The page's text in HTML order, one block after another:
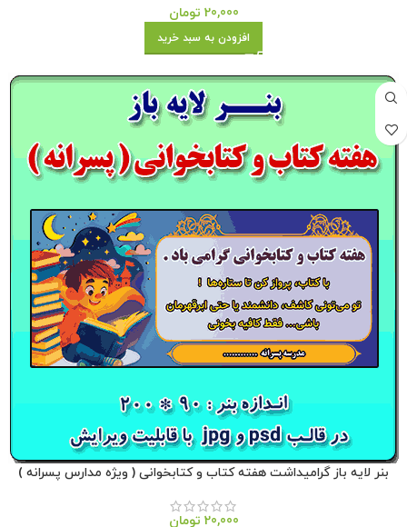
20,000 تومان
افزودن به سبد خرید
بنر لایه باز گرامیداشت هفته کتاب و کتابخوانی ( ویژه مدارس پسرانه )
20,000 تومان